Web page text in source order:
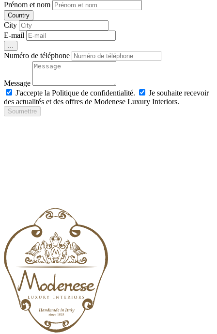
Prénom et nom
Country
City
E-mail
...
Numéro de téléphone
Message
J'accepte la Politique de confidentialité.
Je souhaite recevoir
des actualités et des offres de Modenese Luxury Interiors.
Soumettre